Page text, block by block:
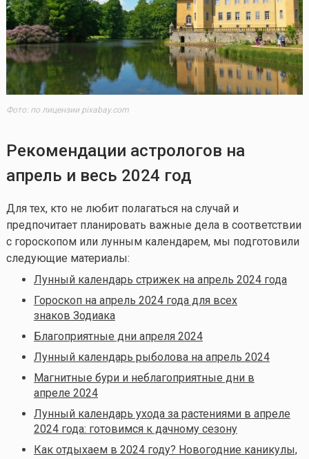
Фото: по лицензии pixabay.com
Рекомендации астрологов на
апрель и весь 2024 год
Для тех, кто не любит полагаться на случай и
предпочитает планировать важные дела в соответствии
с гороскопом или лунным календарем, мы подготовили
следующие материалы:
Лунный календарь стрижек на апрель 2024 года
Гороскоп на апрель 2024 года для всех
знаков Зодиака
Благоприятные дни апреля 2024
Лунный календарь рыболова на апрель 2024
Магнитные бури и неблагоприятные дни в
апреле 2024
Лунный календарь ухода за растениями в апреле
2024 года: готовимся к дачному сезону
Как отдыхаем в 2024 году? Новогодние каникулы,